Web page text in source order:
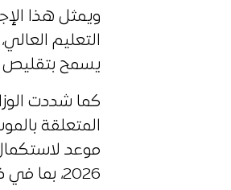
ويمثل هذا
التعليم
يسمح بتقليص
كما شددت
موعد
2026، بما في ذلك المداولات النهائية ومعالجة الملفات الأكاديمية العالقة.